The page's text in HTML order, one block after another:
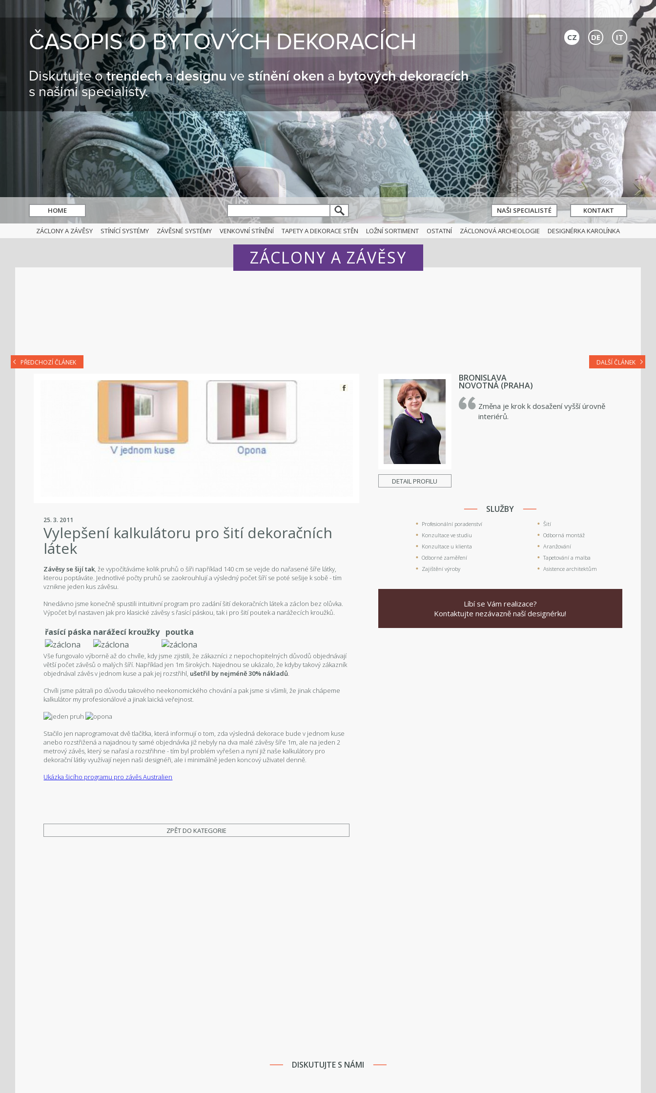
ČASOPIS O BYTOVÝCH DEKORACÍCH
Diskutujte otrendechadesignu ve stínění oken a bytových dekoracích
s našimi specialisty.
CZ DE IT
HOME NAŠI SPECIALISTÉ KONTAKT
ZÁCLONY A ZÁVĚSY STÍNÍCÍ SYSTÉMY ZÁVĚSNÉ SYSTÉMY VENKOVNÍ STÍNĚNÍ TAPETY A DEKORACE STĚN LOŽNÍ SORTIMENT OSTATNÍ ZÁCLONOVÁ ARCHEOLOGIE DESIGNÉRKA KAROLÍNKA
ZÁCLONY A ZÁVĚSY
PŘEDCHOZÍ ČLÁNEK DALŠÍ ČLÁNEK
25. 3. 2011
Vylepšení kalkulátoru pro šití dekoračních
látek
Závěsy se šijí tak, že vypočítáváme kolik pruhů o šíři například 140 cm se vejde do nařasené šíře látky,
kterou poptáváte. Jednotlivé počty pruhů se zaokrouhlují a výsledný počet šíří se poté sešije k sobě - tím
vznikne jeden kus závěsu.
Nnedávno jsme konečně spustili intuitivní program pro zadání šití dekoračních látek a záclon bez olůvka.
Výpočet byl nastaven jak pro klasické závěsy s řasící páskou, tak i pro šití poutek a narážecích kroužků.
řasící páska narážecí kroužky poutka
Vše fungovalo výborně až do chvíle, kdy jsme zjistili, že zákazníci z nepochopitelných důvodů objednávají
větší počet závěsů o malých šíří. Například jen 1m širokých. Najednou se ukázalo, že kdyby takový zákazník
objednával závěs v jednom kuse a pak jej rozstřihl, ušetřil by nejméně 30% nákladů.
Chvíli jsme pátrali po důvodu takového neekonomického chování a pak jsme si všimli, že jinak chápeme
kalkulátor my profesionálové a jinak laická veřejnost.
Stačilo jen naprogramovat dvě tlačítka, která informují o tom, zda výsledná dekorace bude v jednom kuse
anebo rozstřižená a najadnou ty samé objednávka již nebyly na dva malé závěsy šíře 1m, ale na jeden 2
metrový závěs, který se nařasí a rozstřihne - tím byl problém vyřešen a nyní již naše kalkulátory pro
dekorační látky využívají nejen naši designéři, ale i minimálně jeden koncový uživatel denně.
Ukázka šicího programu pro závěs Australien
ZPĚT DO KATEGORIE
DETAIL PROFILU
BRONISLAVA
NOVOTNÁ (PRAHA)
Změna je krok k dosažení vyšší úrovně
interiérů.
SLUŽBY
Profesionální poradenství
Konzultace ve studiu
Konzultace u klienta
Odborné zaměření
Zajištění výroby
Šití
Odborná montáž
Aranžování
Tapetování a malba
Asistence architektům
Líbí se Vám realizace?
Kontaktujte nezávazně naší designérku!
DISKUTUJTE S NÁMI